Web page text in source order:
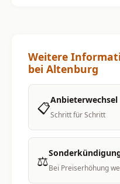
Weitere
bei Altenburg
📋Anbieterwechsel
Schritt für Schritt
⚖️Bei Preiserhöhung